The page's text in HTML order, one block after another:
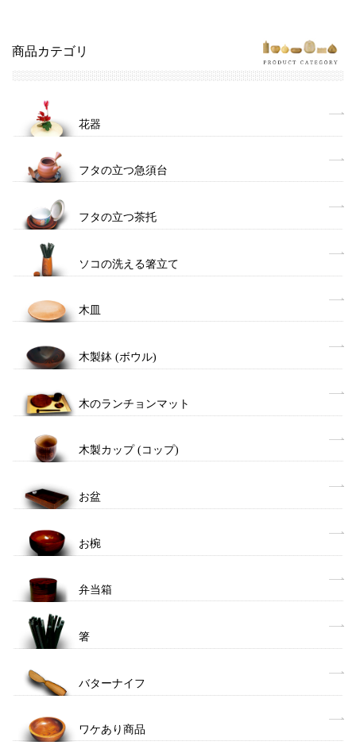
商品カテゴリ
花器
フタの立つ急須台
フタの立つ茶托
ソコの洗える箸立て
木皿
木製鉢 (ボウル)
木のランチョンマット
木製カップ (コップ)
お盆
お椀
弁当箱
箸
バターナイフ
ワケあり商品